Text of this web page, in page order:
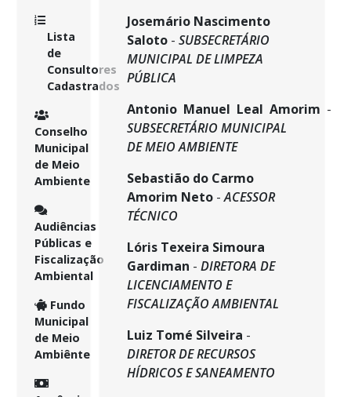
Lista
de
Consultores
Cadastrados
Conselho
Municipal
de Meio
Ambiente
Audiências
Públicas e
Fiscalização
Ambiental
Fundo
Municipal
de Meio
Ambiênte
Josemário Nascimento
Saloto- SUBSECRETÁRIO
MUNICIPAL DE LIMPEZA
PÚBLICA
Antonio Manuel Leal Amorim -
SUBSECRETÁRIO MUNICIPAL
DE MEIO AMBIENTE
Sebastião do Carmo
Amorim Neto-ACESSOR
TÉCNICO
Lóris Texeira Simoura
Gardiman - DIRETORA DE
LICENCIAMENTO E
FISCALIZAÇÃO AMBIENTAL
Luiz Tomé Silveira -
DIRETOR DE RECURSOS
HÍDRICOS E SANEAMENTO